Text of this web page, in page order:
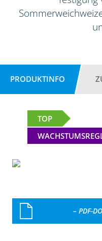
PRODUKTINFO
TOP
– PDF-